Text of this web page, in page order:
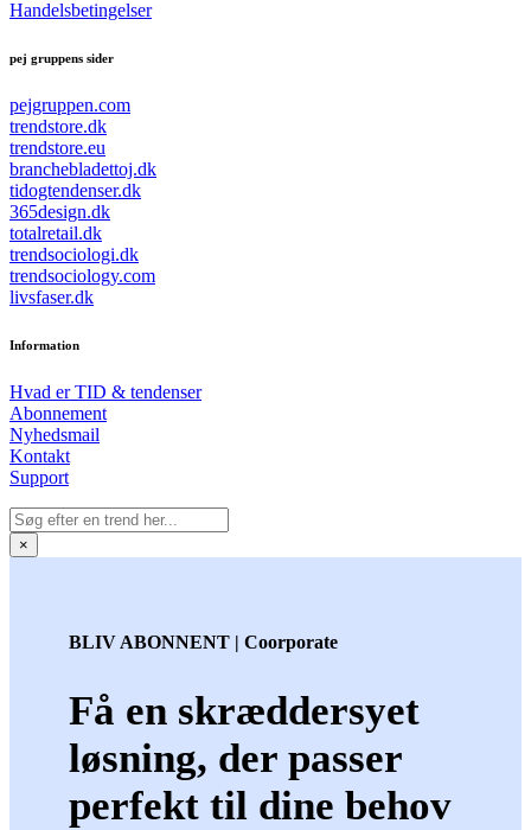
Handelsbetingelser
pej gruppens sider
pejgruppen.com
trendstore.dk
trendstore.eu
branchebladettoj.dk
tidogtendenser.dk
365design.dk
totalretail.dk
trendsociologi.dk
trendsociology.com
livsfaser.dk
Information
Hvad er TID & tendenser
Abonnement
Nyhedsmail
Kontakt
Support
×
BLIV ABONNENT | Coorporate
Få en skræddersyet
løsning, der passer
perfekt til dine behov